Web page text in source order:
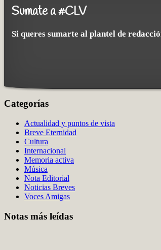
Sumate a #CLV
Si queres sumarte al plantel de
Categorías
Actualidad y puntos de vista
Breve Eternidad
Cultura
Internacional
Memoria activa
Música
Nota Editorial
Noticias Breves
Voces Amigas
Notas más leídas